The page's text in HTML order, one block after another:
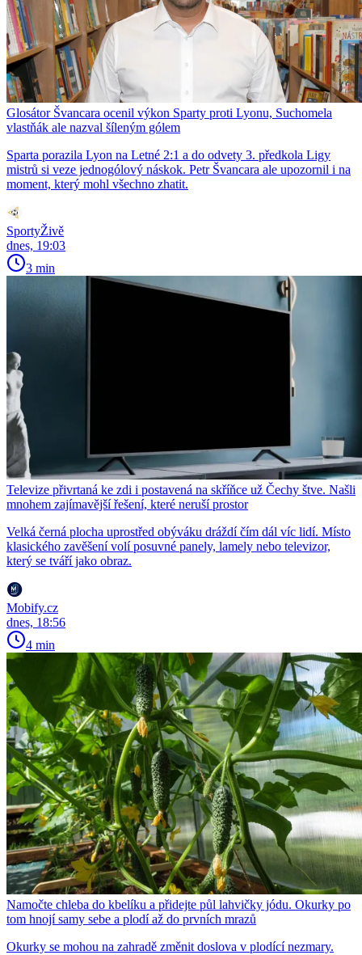
Glosátor Švancara ocenil výkon Sparty proti Lyonu, Suchomela
vlastňák ale nazval šíleným gólem
Sparta porazila Lyon na Letné 2:1 a do odvety 3. předkola Ligy
mistrů si veze jednogólový náskok. Petr Švancara ale upozornil i na
moment, který mohl všechno zhatit.
SportyŽivě
dnes, 19:03
3 min
Televize přivrtaná ke zdi i postavená na skříňce už Čechy štve. Našli
mnohem zajímavější řešení, které neruší prostor
Velká černá plocha uprostřed obýváku dráždí čím dál víc lidí. Místo
klasického zavěšení volí posuvné panely, lamely nebo televizor,
který se tváří jako obraz.
Mobify.cz
dnes, 18:56
4 min
Namočte chleba do kbelíku a přidejte půl lahvičky jódu. Okurky po
tom hnojí samy sebe a plodí až do prvních mrazů
Okurky se mohou na zahradě změnit doslova v plodící nezmary.